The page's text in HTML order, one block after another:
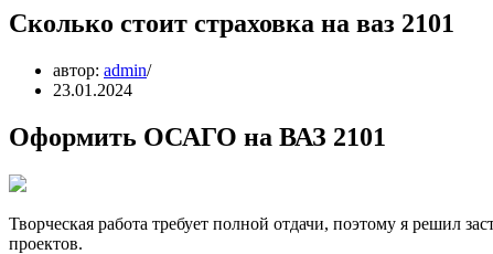
Сколько стоит страховка на ваз 2101
автор: admin
23.01.2024
Оформить ОСАГО на ВАЗ 2101
Творческая работа требует полной отдачи, поэтому я решил
проектов.